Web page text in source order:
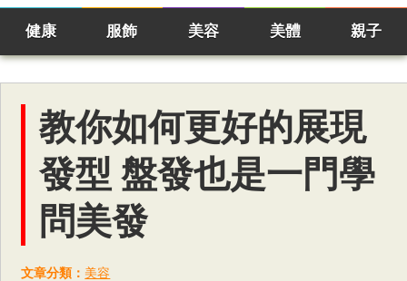
健康 服飾 美容 美體 親子
教你如何更好的展現
發型 盤發也是一門學
問美發
文章分類： 美容